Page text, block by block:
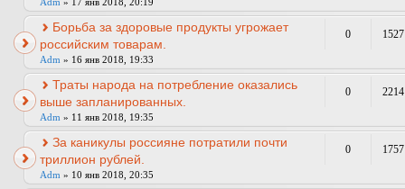
Борьба за здоровые продукты угрожает
российским товарам.
Adm » 16 янв 2018, 19:33
0 1527
Траты народа на потребление оказались
выше запланированных.
Adm » 11 янв 2018, 19:35
0 2214
За каникулы россияне потратили почти
триллион рублей.
Adm » 10 янв 2018, 20:35
0 1757